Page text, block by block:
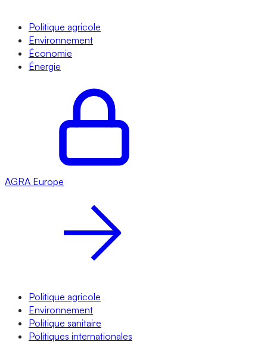
Politique agricole
Environnement
Économie
Énergie
AGRA Europe
Politique agricole
Environnement
Politique sanitaire
Politiques internationales